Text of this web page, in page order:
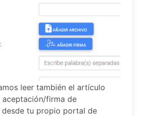
leer también el artículo
firma de
desde tu propio portal de